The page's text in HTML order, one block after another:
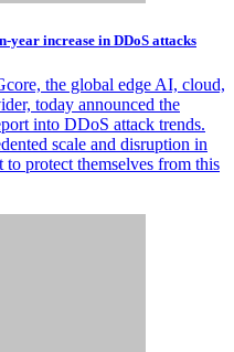
year increase in DDoS attacks
the global edge AI, cloud,
today announced the
into DDoS attack trends.
scale and disruption in
to protect themselves from this